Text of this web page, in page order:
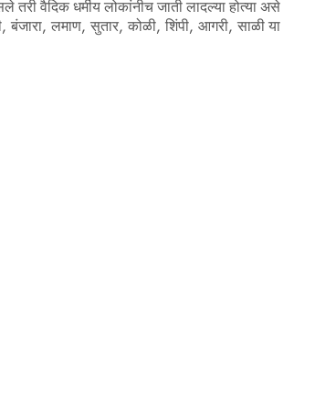
वैदिक धर्मीय लोकांनीच जाती लादल्या होत्या असे
लमाण, सुतार, कोळी, शिंपी, आगरी, साळी या